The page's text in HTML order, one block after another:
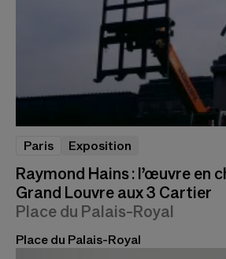
Raymond Hains : l’œuvre en
Grand Louvre aux 3 Cartier
Place du Palais-Royal
Paris Exposition
Place du Palais-Royal